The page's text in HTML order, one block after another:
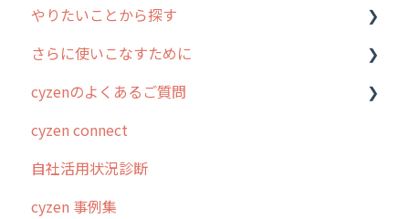
2. 主要機能の概要
3. cyzenの位置情報取得について
4. cyzen利用前の準備：システム管理者編
5. 基本的な使い方：システム管理者編
6. 基本的な使い方：ユーザー編
7. 初心者向けよくある質問集
ユーザー・グループ管理
行動管理
予定管理
スポット
ステータス・主観
報告書・行動種別
アプリの使い始め
ホーム画面
スポット
報告閲覧
予定
日報
やりたいことから探す
行動管理
勤怠管理
予定管理
スポット
ステータス・主観
さらに使いこなすために
はじめに
スポット・ステータス関連オプション
交通費自動計算
安全走行支援
cyzenのよくあるご質問
ログインについて
グループ・ユーザーについて
GPS・位置情報 について
cyzen connect
自社活用状況診断
cyzen 事例集